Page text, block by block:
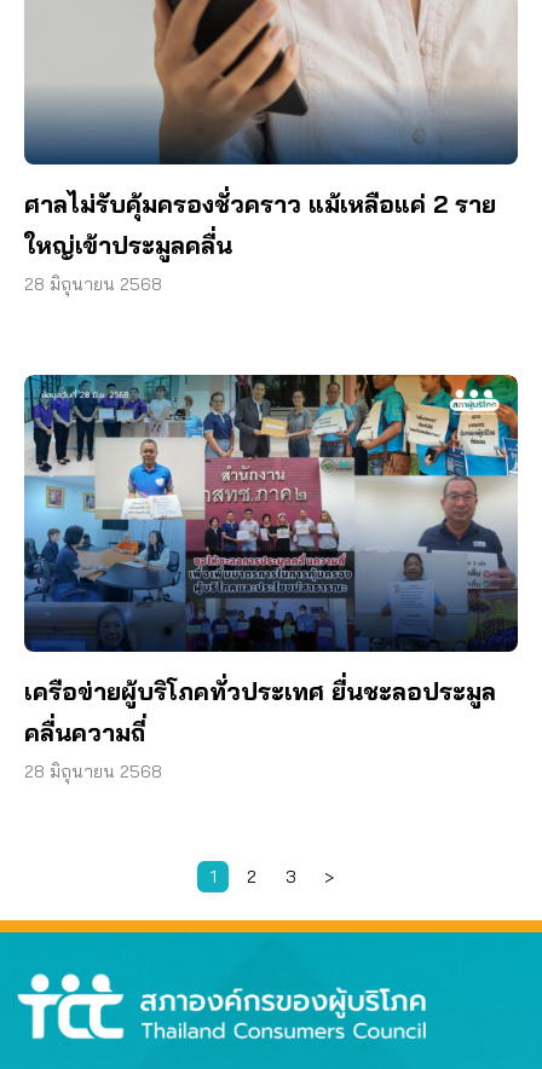
ศาลไม่รับคุ้มครองชั่วคราว แม้เหลือแค่ 2 ราย
ใหญ่เข้าประมูลคลื่น
28 มิถุนายน 2568
เครือข่ายผู้บริโภคทั่วประเทศ ยื่นชะลอประมูล
คลื่นความถี่
28 มิถุนายน 2568
1 2 3 >